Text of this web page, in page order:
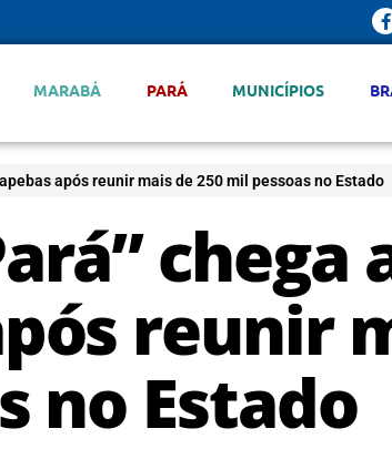
MARABÁ PARÁ MUNICÍPIOS
após reunir mais de 250 mil pessoas no Estado
chega
reunir
no Estado